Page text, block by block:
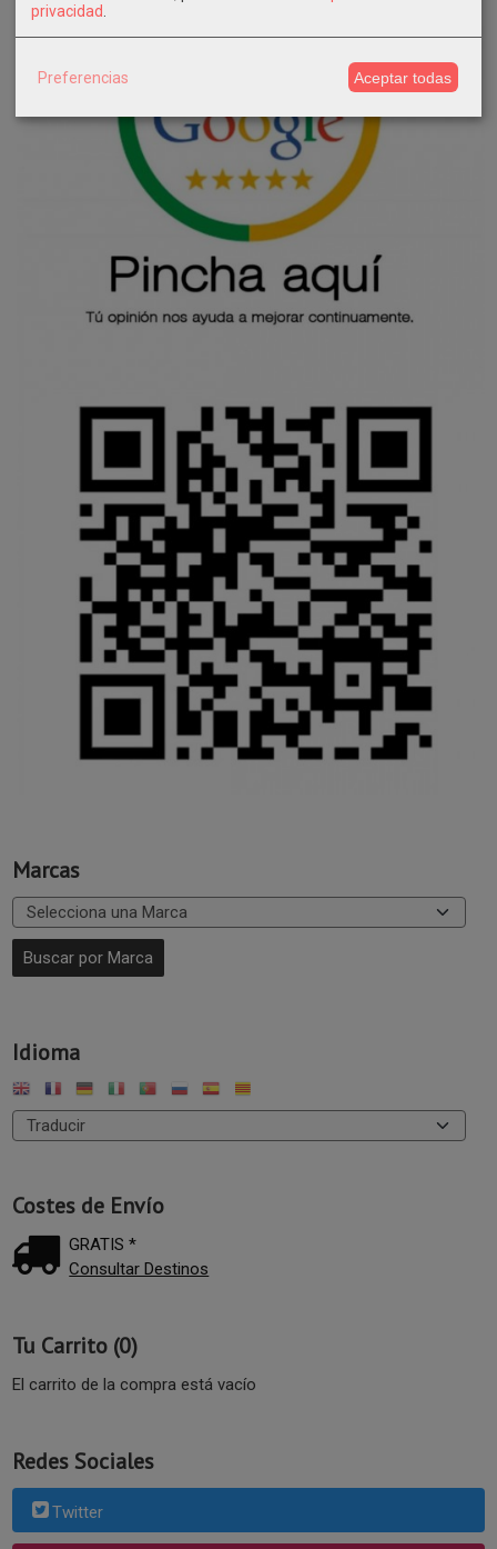
Marcas
Idioma
Costes de Envío
GRATIS *
Consultar Destinos
Tu Carrito (0)
El carrito de la compra está vacío
Redes Sociales
Twitter
privacidad
Preferencias Aceptar todas